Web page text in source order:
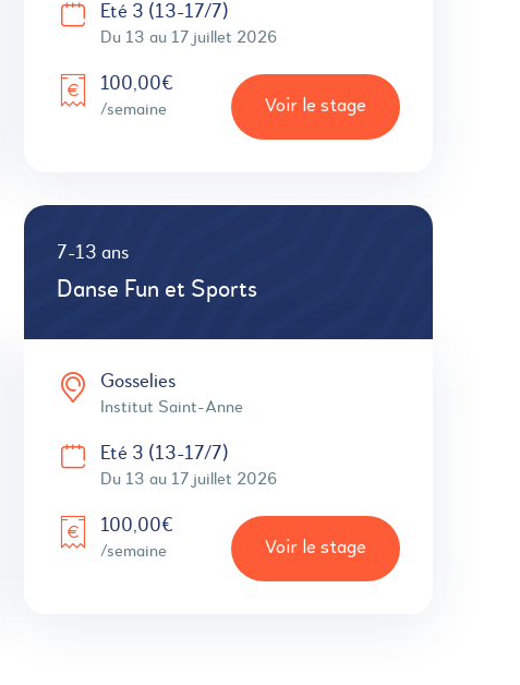
Eté 3 (13-17/7)
Du 13 au 17 juillet 2026
100,00€
/semaine Voir le stage
7-13 ans
Danse Fun et Sports
Gosselies
Institut Saint-Anne
Eté 3 (13-17/7)
Du 13 au 17 juillet 2026
100,00€
/semaine Voir le stage